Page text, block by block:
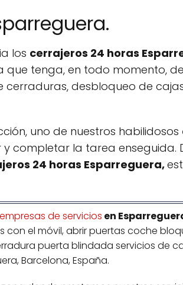
los cerrajeros 24 horas
tenga, en todo momento,
desbloqueo de
uno de nuestros habilidosos
completar la tarea
24 horas Esparreguera,
empresas de servicios en
con el móvil, abrir puertas coche
puerta blindada servicios de
Barcelona, España.